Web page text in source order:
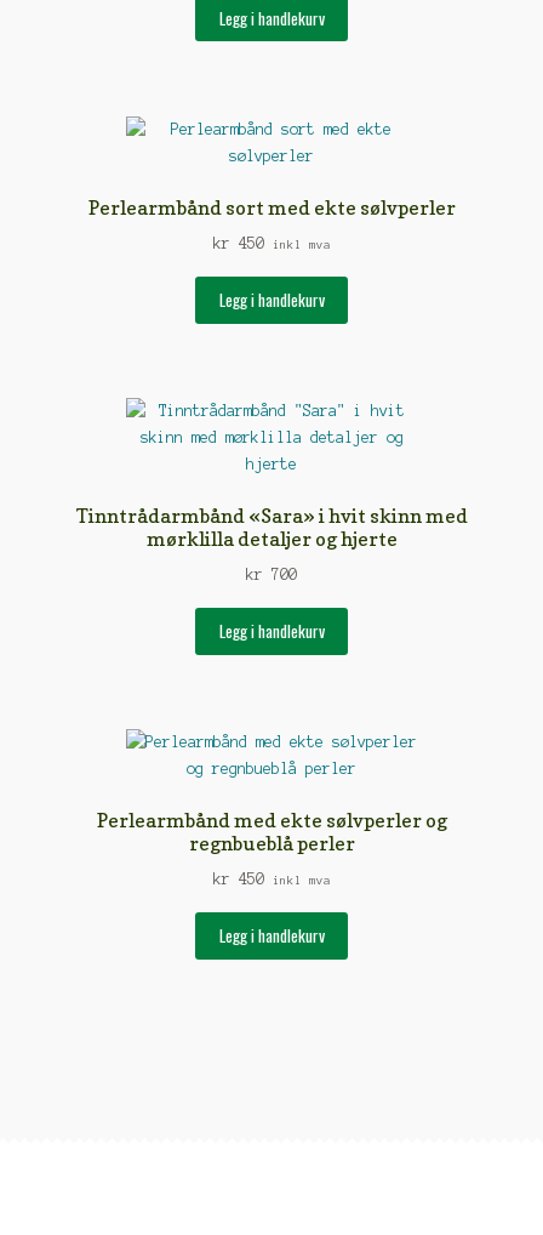
Legg i handlekurv
Perlearmbånd sort med ekte sølvperler
kr 450 inkl mva
Legg i handlekurv
Tinntrådarmbånd «Sara» i hvit skinn med
mørklilla detaljer og hjerte
kr 700
Legg i handlekurv
Perlearmbånd med ekte sølvperler og
regnbueblå perler
kr 450 inkl mva
Legg i handlekurv